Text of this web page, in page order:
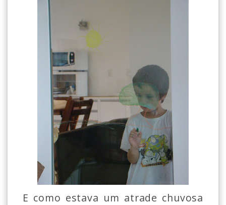
E como estava um atrade chuvosa